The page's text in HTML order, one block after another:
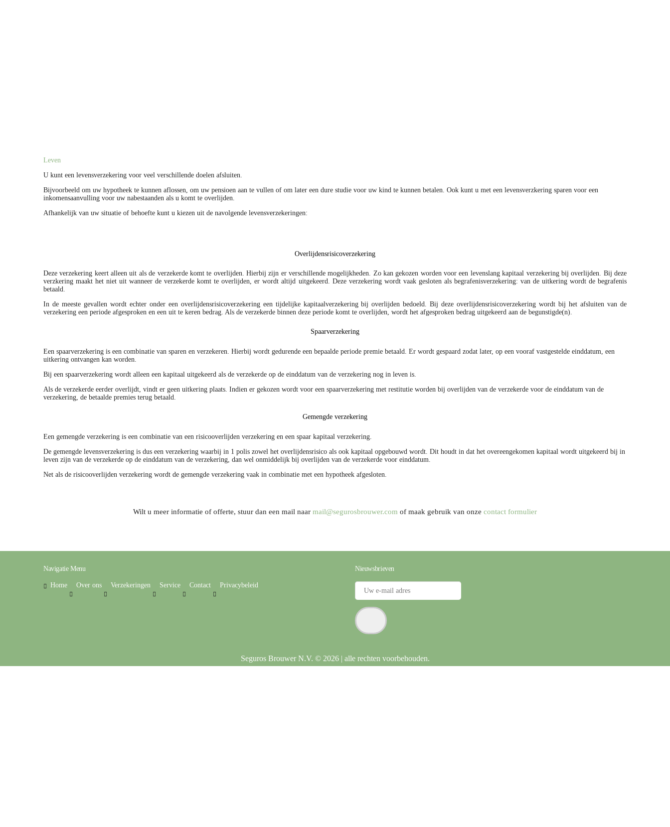
Leven
U kunt een levensverzekering voor veel verschillende doelen afsluiten.
Bijvoorbeeld om uw hypotheek te kunnen aflossen, om uw pensioen aan te vullen of om later een dure studie voor uw kind te kunnen betalen. Ook kunt u met een levensverzkering sparen voor een
inkomensaanvulling voor uw nabestaanden als u komt te overlijden.
Afhankelijk van uw situatie of behoefte kunt u kiezen uit de navolgende levensverzekeringen:
Overlijdensrisicoverzekering
Deze verzekering keert alleen uit als de verzekerde komt te overlijden. Hierbij zijn er verschillende mogelijkheden. Zo kan gekozen worden voor een levenslang kapitaal verzekering bij overlijden. Bij deze
verzkering maakt het niet uit wanneer de verzekerde komt te overlijden, er wordt altijd uitgekeerd. Deze verzekering wordt vaak gesloten als begrafenisverzekering: van de uitkering wordt de begrafenis
betaald.
In de meeste gevallen wordt echter onder een overlijdensrisicoverzekering een tijdelijke kapitaalverzekering bij overlijden bedoeld. Bij deze overlijdensrisicoverzekering wordt bij het afsluiten van de
verzekering een periode afgesproken en een uit te keren bedrag. Als de verzekerde binnen deze periode komt te overlijden, wordt het afgesproken bedrag uitgekeerd aan de begunstigde(n).
Spaarverzekering
Een spaarverzekering is een combinatie van sparen en verzekeren. Hierbij wordt gedurende een bepaalde periode premie betaald. Er wordt gespaard zodat later, op een vooraf vastgestelde einddatum, een
uitkering ontvangen kan worden.
Bij een spaarverzekering wordt alleen een kapitaal uitgekeerd als de verzekerde op de einddatum van de verzekering nog in leven is.
Als de verzekerde eerder overlijdt, vindt er geen uitkering plaats. Indien er gekozen wordt voor een spaarverzekering met restitutie worden bij overlijden van de verzekerde voor de einddatum van de
verzekering, de betaalde premies terug betaald.
Gemengde verzekering
Een gemengde verzekering is een combinatie van een risicooverlijden verzekering en een spaar kapitaal verzekering.
De gemengde levensverzekering is dus een verzekering waarbij in 1 polis zowel het overlijdensrisico als ook kapitaal opgebouwd wordt. Dit houdt in dat het overeengekomen kapitaal wordt uitgekeerd bij in
leven zijn van de verzekerde op de einddatum van de verzekering, dan wel onmiddelijk bij overlijden van de verzekerde voor einddatum.
Net als de risicooverlijden verzekering wordt de gemengde verzekering vaak in combinatie met een hypotheek afgesloten.
Wilt u meer informatie of offerte, stuur dan een mail naar mail@segurosbrouwer.com of maak gebruik van onze contact formulier
Navigatie Menu
Home Over ons Verzekeringen Service Contact Privacybeleid
Nieuwsbrieven
Seguros Brouwer N.V. © 2026 | alle rechten voorbehouden.